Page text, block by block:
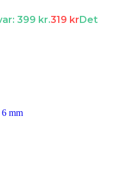
399 kr.319 kr Det
6 mm